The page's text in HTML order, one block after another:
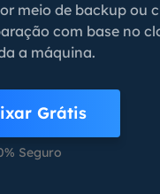
meio de backup ou
com base no
a máquina.
Grátis
Seguro